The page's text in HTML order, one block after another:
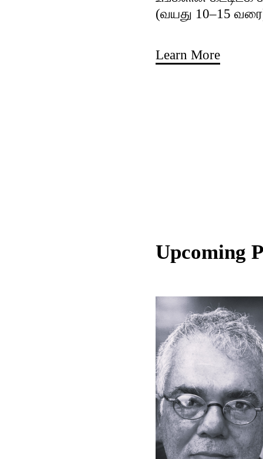
(வயது 10–15
Learn More
Upcoming